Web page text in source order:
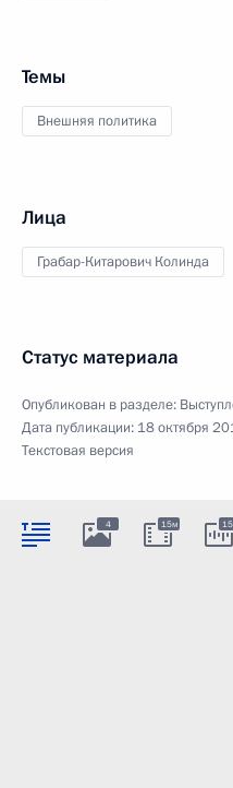
Темы
Внешняя политика
Лица
Грабар-Китарович Колинда
Статус материала
Опубликован в разделе:
Дата публикации: 18 октября
Текстовая версия
4 15м